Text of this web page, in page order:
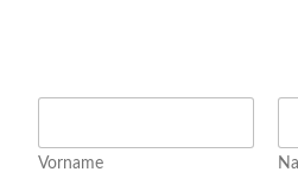
N
m
Vorname